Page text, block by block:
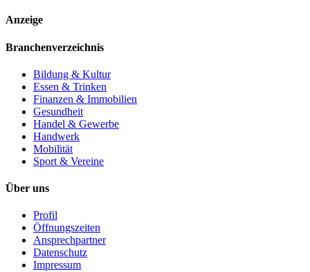
Anzeige
Branchenverzeichnis
Bildung & Kultur
Essen & Trinken
Finanzen & Immobilien
Gesundheit
Handel & Gewerbe
Handwerk
Mobilität
Sport & Vereine
Über uns
Profil
Öffnungszeiten
Ansprechpartner
Datenschutz
Impressum